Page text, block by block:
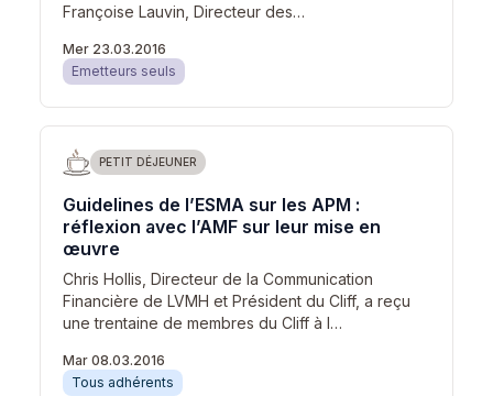
Françoise Lauvin, Directeur des…
Mer 23.03.2016
Emetteurs seuls
PETIT DÉJEUNER
Guidelines de l’ESMA sur les APM :
réflexion avec l’AMF sur leur mise en
œuvre
Chris Hollis, Directeur de la Communication
Financière de LVMH et Président du Cliff, a reçu
une trentaine de membres du Cliff à l…
Mar 08.03.2016
Tous adhérents